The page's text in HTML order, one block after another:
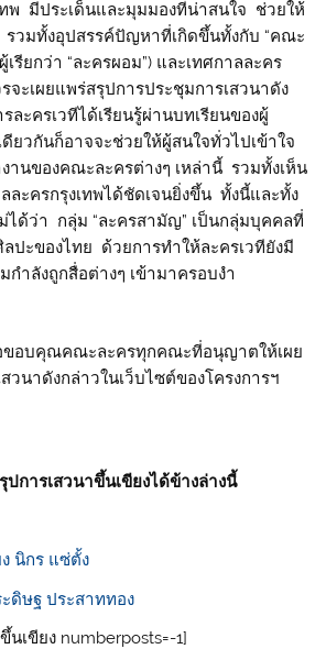
ทพ มีประเด็นและมุมมองที่น่าสนใจ ช่วยให้
มทั้งอุปสรรค์ปัญหาที่เกิดขึ้นทั้งกับ “คณะ
รียกว่า “ละครผอม”) และเทศกาลละคร
จะเผยแพร่สรุปการประชุมการเสวนาดัง
ละครเวทีได้เรียนรู้ผ่านบทเรียนของผู้
วกันก็อาจจะช่วยให้ผู้สนใจทั่วไปเข้าใจ
านของคณะละครต่างๆ เหล่านี้ รวมทั้งเห็น
ละครกรุงเทพได้ชัดเจนยิ่งขึ้น ทั้งนี้และทั้ง
ได้ว่า กลุ่ม “ละครสามัญ” เป็นกลุ่มบุคคลที่
ปะของไทย ด้วยการทำให้ละครเวทียังมี
ำลังถูกสื่อต่างๆ เข้ามาครอบงำ
ขอบคุณคณะละครทุกคณะที่อนุญาตให้เผย
วนาดังกล่าวในเว็บไซต์ของโครงการฯ
การเสวนาขึ้นเขียงได้ข้างล่างนี้
นิกร แซ่ตั้ง
ดิษฐ ประสาททอง
นเขียง numberposts=-1]